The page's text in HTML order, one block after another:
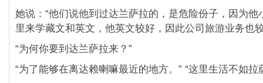
她说：“他们说他到过达兰萨拉的，是危险份子，因为他
里来学藏文和英文，他英文较好，因此公司旅游业务也
“为何你要到达兰萨拉来？”
“为了能够在离达赖喇嘛最近的地方。” “这里生活不如拉